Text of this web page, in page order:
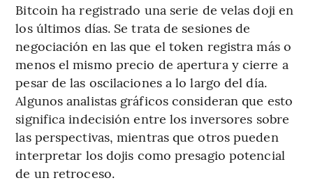
Bitcoin ha registrado una serie de velas doji en
los últimos días. Se trata de sesiones de
negociación en las que el token registra más o
menos el mismo precio de apertura y cierre a
pesar de las oscilaciones a lo largo del día.
Algunos analistas gráficos consideran que esto
significa indecisión entre los inversores sobre
las perspectivas, mientras que otros pueden
interpretar los dojis como presagio potencial
de un retroceso.